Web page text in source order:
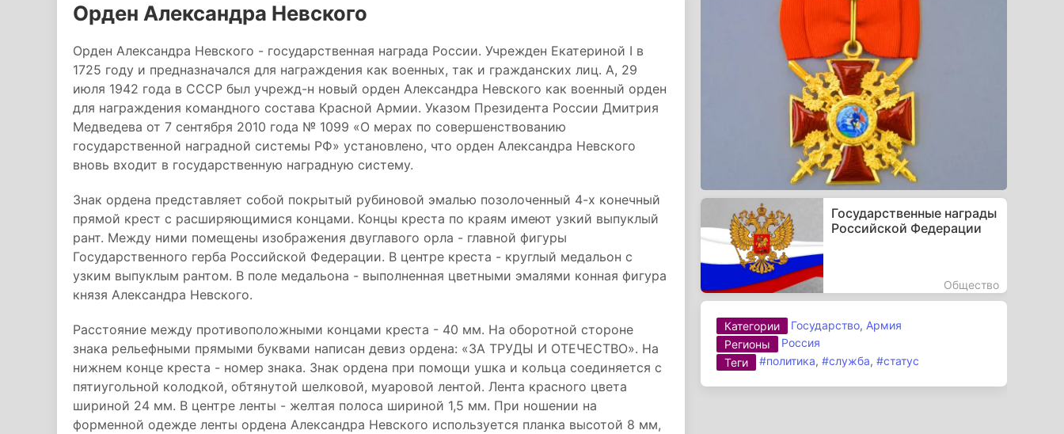
Орден Александра Невского
Орден Александра Невского - государственная награда России. Учрежден Екатериной I в
1725 году и предназначался для награждения как военных, так и гражданских лиц. А, 29
июля 1942 года в СССР был учрежд-н новый орден Александра Невского как военный орден
для награждения командного состава Красной Армии. Указом Президента России Дмитрия
Медведева от 7 сентября 2010 года № 1099 «О мерах по совершенствованию
государственной наградной системы РФ» установлено, что орден Александра Невского
вновь входит в государственную наградную систему.
Знак ордена представляет собой покрытый рубиновой эмалью позолоченный 4-х конечный
прямой крест с расширяющимися концами. Концы креста по краям имеют узкий выпуклый
рант. Между ними помещены изображения двуглавого орла - главной фигуры
Государственного герба Российской Федерации. В центре креста - круглый медальон с
узким выпуклым рантом. В поле медальона - выполненная цветными эмалями конная фигура
князя Александра Невского.
Расстояние между противоположными концами креста - 40 мм. На оборотной стороне
знака рельефными прямыми буквами написан девиз ордена: «ЗА ТРУДЫ И ОТЕЧЕСТВО». На
нижнем конце креста - номер знака. Знак ордена при помощи ушка и кольца соединяется с
пятиугольной колодкой, обтянутой шелковой, муаровой лентой. Лента красного цвета
шириной 24 мм. В центре ленты - желтая полоса шириной 1,5 мм. При ношении на
форменной одежде ленты ордена Александра Невского используется планка высотой 8 мм,
Государственные награды
Российской Федерации
Общество
Категории Государство, Армия
Регионы
Россия
Теги
#политика,#служба,#статус